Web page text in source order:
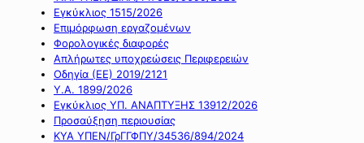
Εγκύκλιος 1515/2026
Επιμόρφωση εργαζομένων
Φορολογικές διαφορές
Απλήρωτες υποχρεώσεις Περιφερειών
Οδηγία (ΕΕ) 2019/2121
Υ.Α. 1899/2026
Εγκύκλιος ΥΠ. ΑΝΑΠΤΥΞΗΣ 13912/2026
Προσαύξηση περιουσίας
ΚΥΑ ΥΠΕΝ/ΓρΓΓΦΠΥ/34536/894/2024